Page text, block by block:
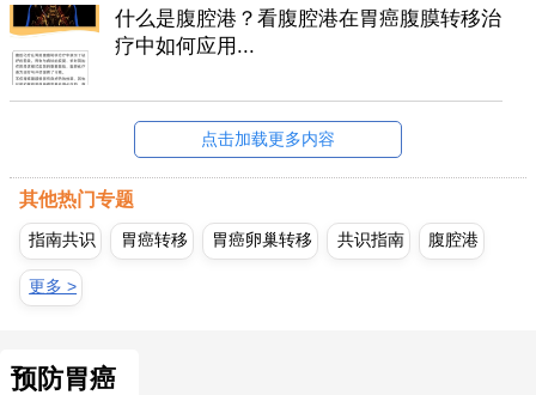
什么是腹腔港？看腹腔港在胃癌腹膜转移治
疗中如何应用...
点击加载更多内容
其他热门专题
指南共识 胃癌转移 胃癌卵巢转移 共识指南 腹腔港
更多 >
预防胃癌